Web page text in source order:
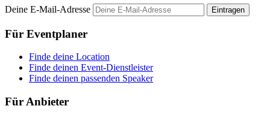
Deine E-Mail-Adresse Eintragen
Für Eventplaner
Finde deine Location
Finde deinen Event-Dienstleister
Finde deinen passenden Speaker
Für Anbieter